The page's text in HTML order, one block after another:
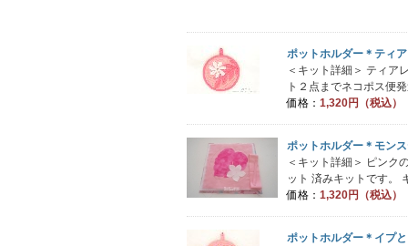
ポットホルダー＊ティ
＜キット詳細＞ ティア
ト２点までネコポス便
価格： 1,320円（税込）
ポットホルダー＊モン
＜キット詳細＞ ピンク
ット 済みキットです。
価格： 1,320円（税込）
ポットホルダー＊イプ